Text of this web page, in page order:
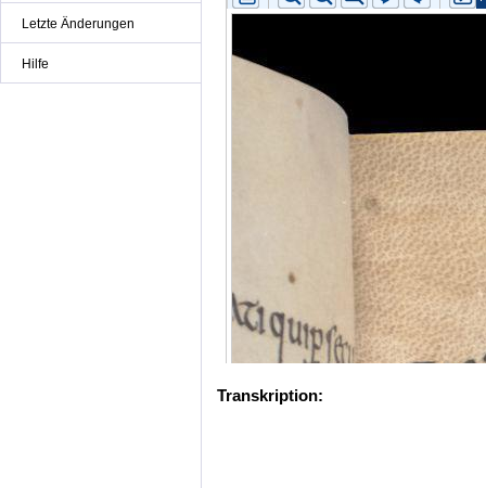
Letzte Änderungen
Hilfe
Transkription: